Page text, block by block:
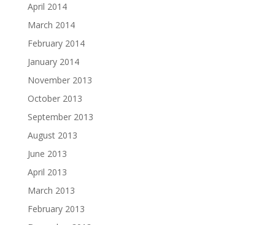
April 2014
March 2014
February 2014
January 2014
November 2013
October 2013
September 2013
August 2013
June 2013
April 2013
March 2013
February 2013